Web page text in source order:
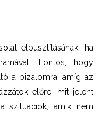
elpusztításának, ha
Fontos, hogy
a bizalomra, amíg az
előre, mit jelent
szituációk, amik nem